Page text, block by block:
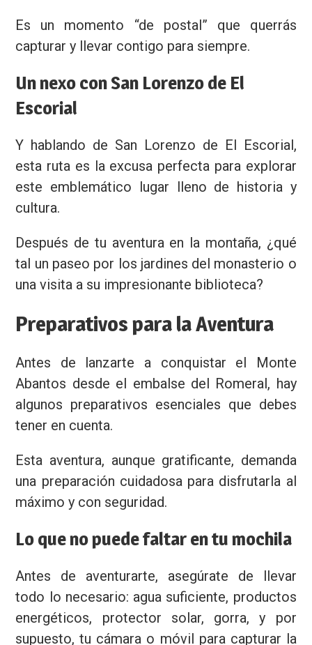
Es un momento “de postal” que querrás
capturar y llevar contigo para siempre.
Un nexo con San Lorenzo de El
Escorial
Y hablando de San Lorenzo de El Escorial,
esta ruta es la excusa perfecta para explorar
este emblemático lugar lleno de historia y
cultura.
Después de tu aventura en la montaña, ¿qué
tal un paseo por los jardines del monasterio o
una visita a su impresionante biblioteca?
Preparativos para la Aventura
Antes de lanzarte a conquistar el Monte
Abantos desde el embalse del Romeral, hay
algunos preparativos esenciales que debes
tener en cuenta.
Esta aventura, aunque gratificante, demanda
una preparación cuidadosa para disfrutarla al
máximo y con seguridad.
Lo que no puede faltar en tu mochila
Antes de aventurarte, asegúrate de llevar
todo lo necesario: agua suficiente, productos
energéticos, protector solar, gorra, y por
supuesto, tu cámara o móvil para capturar la